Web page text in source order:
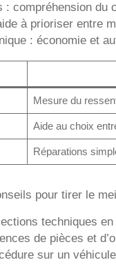
: compréhension du
à prioriser entre
: économie et
Mesure du
Aide au choix
Réparations
pour tirer le
techniques
de pièces et
sur un